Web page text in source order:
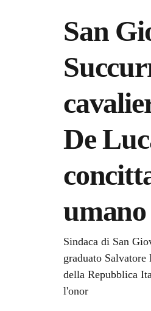
San
De
umano
Sindaca di San
graduato
della Repubblica
l'onor